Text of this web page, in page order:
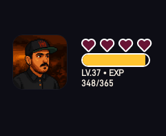
LV.37 •EXP
348/365